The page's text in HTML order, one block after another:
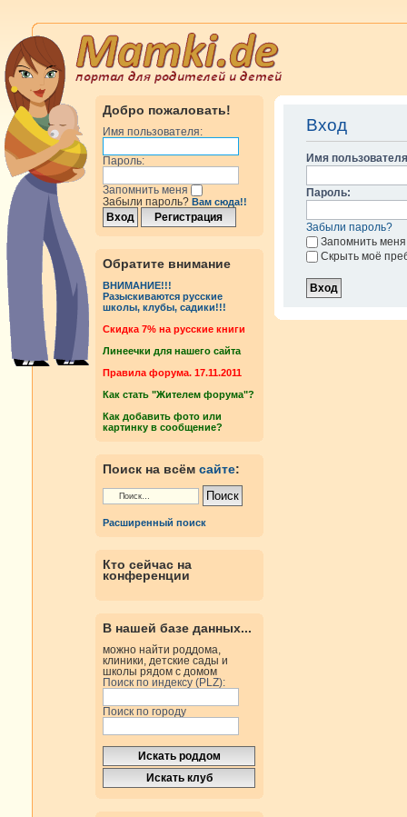
Добро пожаловать!
Имя пользователя:
Пароль:
Запомнить меня
Забыли пароль? Вам сюда!!
Обратите внимание
ВНИМАНИЕ!!!
Разыскиваются русские
школы, клубы, садики!!!
Cкидка 7% на русские книги
Линеечки для нашего сайта
Правила форума. 17.11.2011
Как стать "Жителем форума"?
Как добавить фото или
картинку в сообщение?
Поиск на всём сайте:
Расширенный поиск
Кто сейчас на
конференции
В нашей базе данных...
можно найти роддома,
клиники, детские сады и
школы рядом с домом
Поиск по индексу (PLZ):
Поиск по городу
Вход
Имя
Пароль:
Забыли пароль?
Запомнить меня
Скрыть моё